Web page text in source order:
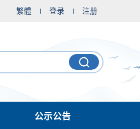
繁體 登录 注册
公示公告